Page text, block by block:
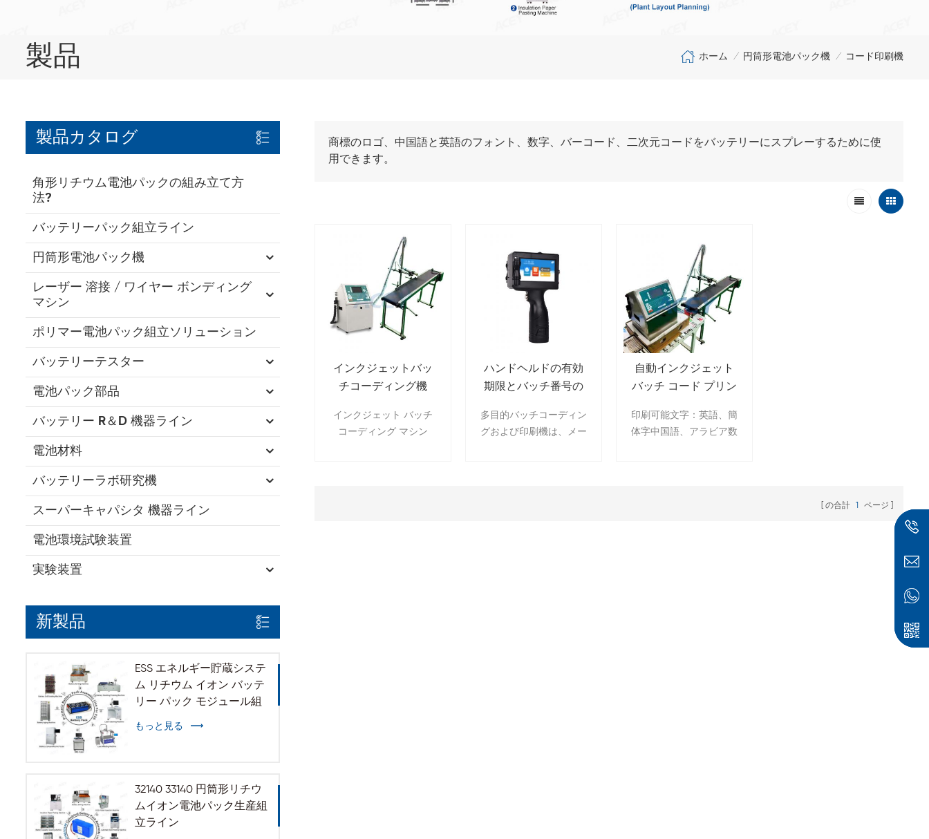
製品 ホーム / 円筒形電池パック機 / コード印刷機
製品カタログ
角形リチウム電池パックの組み立て方
法?
バッテリーパック組立ライン
円筒形電池パック機
レーザー 溶接 / ワイヤー ボンディング
マシン
ポリマー電池パック組立ソリューション
バッテリーテスター
電池パック部品
バッテリー R＆D 機器ライン
電池材料
バッテリーラボ研究機
スーパーキャパシタ 機器ライン
電池環境試験装置
実験装置
新製品
ESS エネルギー貯蔵システ
ム リチウム イオン バッテ
リー パック モジュール組
もっと見る
32140 33140 円筒形リチウ
ムイオン電池パック生産組
立ライン
商標のロゴ、中国語と英語のフォント、数字、バーコード、二次元コードをバッテリーにスプレーするために使
用できます。
インクジェットバッ
チコーディング機
インクジェット バッチ
コーディング マシン
ハンドヘルドの有効
期限とバッチ番号の
多目的バッチコーディン
グおよび印刷機は、メー
自動インクジェット
バッチ コード プリン
印字機
印刷可能文字：英語、簡
体字中国語、アラビア数
の合計 1 ページ